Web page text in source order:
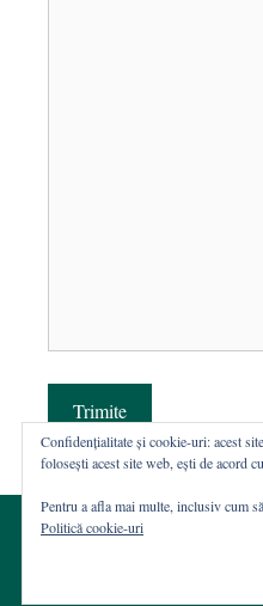
Trimite
Web hosting şi
Confidențialitate și cookie-uri: acest
folosești acest site web, ești de acord
Pentru a afla mai multe, inclusiv cum
Politică cookie-uri